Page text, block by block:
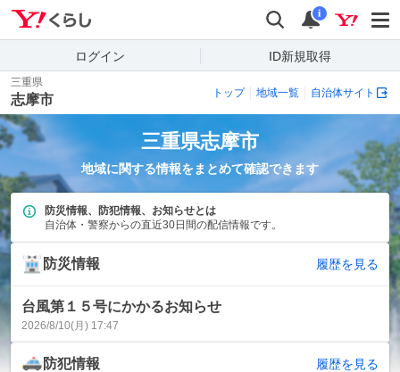
検索 通知
i
ログイン ID新規取得
三重県
志摩市 トップ 地域一覧 自治体サイト
三重県志摩市
地域に関する情報をまとめて確認できます
防災情報、防犯情報、お知らせとは
自治体・警察からの直近30日間の配信情報です。
防災情報 履歴を見る
台風第１５号にかかるお知らせ
2026/8/10(月) 17:47
防犯情報 履歴を見る